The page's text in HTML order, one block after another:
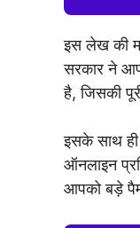
इस लेख की
सरकार ने
है, जिसकी
इसके साथ
ऑनलाइन
आपको बड़े